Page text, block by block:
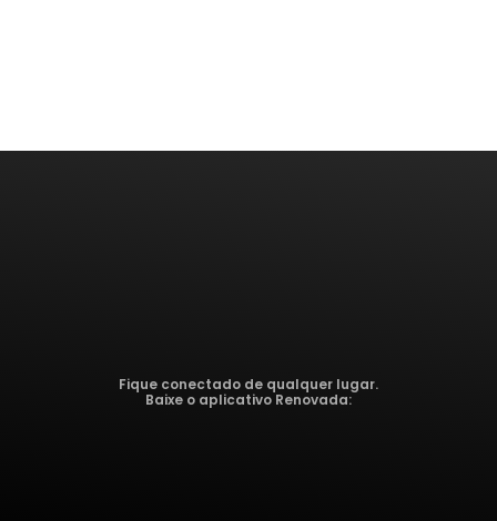
Fique conectado de qualquer lugar.
Baixe o aplicativo Renovada: